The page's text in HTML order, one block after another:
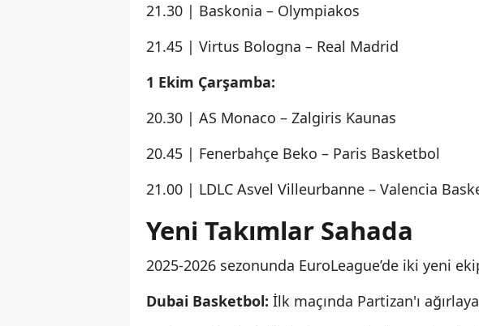
21.30 | Baskonia – Olympiakos
21.45 | Virtus Bologna – Real Madrid
1 Ekim Çarşamba:
20.30 | AS Monaco – Zalgiris Kaunas
20.45 | Fenerbahçe Beko – Paris Basketbol
21.00 | LDLC Asvel Villeurbanne – Valencia
Yeni Takımlar Sahada
2025-2026 sezonunda EuroLeague’de iki yeni
Dubai Basketbol: İlk maçında Partizan'ı